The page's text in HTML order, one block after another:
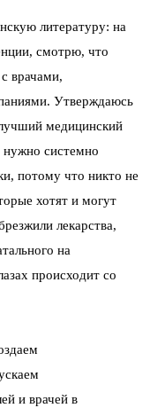
литературу: на
смотрю, что
врачами,
Утверждаюсь
медицинский
системно
потому что никто не
хотят и могут
лекарства,
на
происходит со
и врачей в